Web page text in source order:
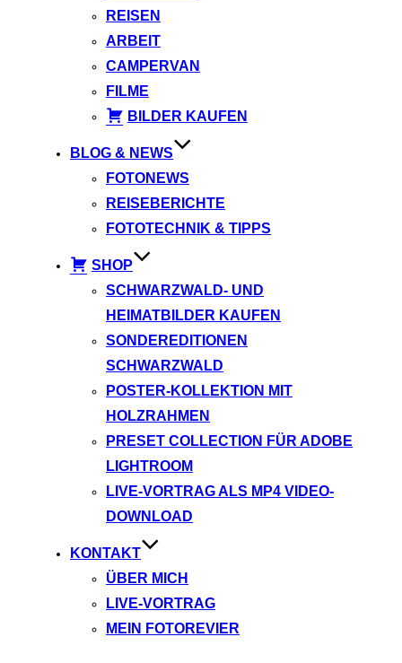
REISEN
ARBEIT
CAMPERVAN
FILME
BILDER KAUFEN
BLOG & NEWS
FOTONEWS
REISEBERICHTE
FOTOTECHNIK & TIPPS
SHOP
SCHWARZWALD- UND
HEIMATBILDER KAUFEN
SONDEREDITIONEN
SCHWARZWALD
POSTER-KOLLEKTION MIT
HOLZRAHMEN
PRESET COLLECTION FÜR ADOBE
LIGHTROOM
LIVE-VORTRAG ALS MP4 VIDEO-
DOWNLOAD
KONTAKT
ÜBER MICH
LIVE-VORTRAG
MEIN FOTOREVIER